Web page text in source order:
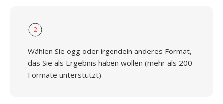
2
Wählen Sie ogg oder irgendein anderes Format,
das Sie als Ergebnis haben wollen (mehr als 200
Formate unterstützt)